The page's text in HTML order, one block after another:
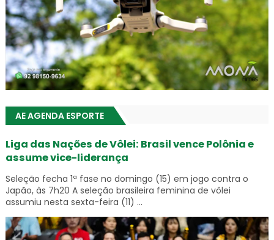
AE AGENDA ESPORTE
Liga das Nações de Vôlei: Brasil vence Polônia e
assume vice-liderança
Seleção fecha 1ª fase no domingo (15) em jogo contra o
Japão, às 7h20 A seleção brasileira feminina de vôlei
assumiu nesta sexta-feira (11) ...